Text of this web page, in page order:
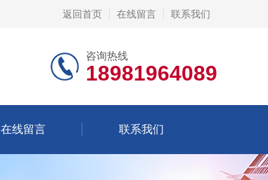
返回首页 在线留言 联系我们
咨询热线
18981964089
在线留言 联系我们